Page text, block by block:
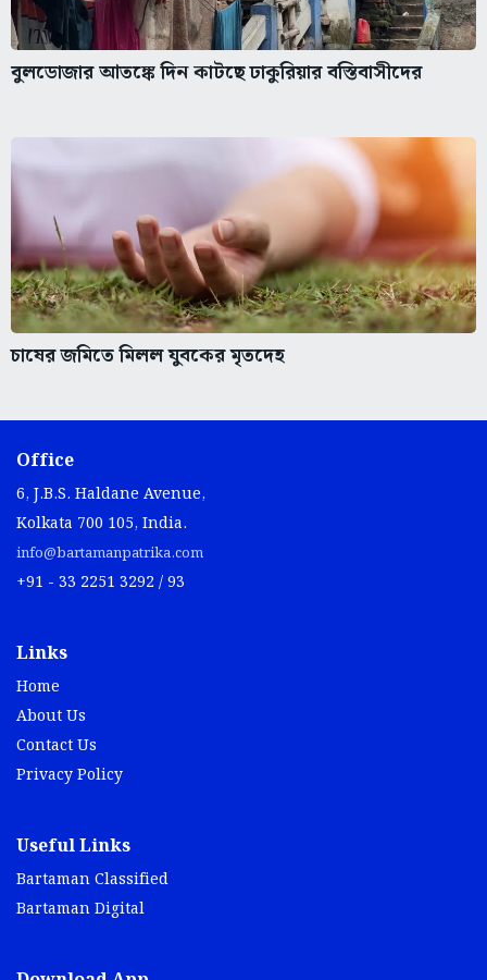
বুলডোজার আতঙ্কে দিন কাটছে ঢাকুরিয়ার বস্তিবাসীদের
চাষের জমিতে মিলল যুবকের মৃতদেহ
Office
6, J.B.S. Haldane Avenue,
Kolkata 700 105, India.
info@bartamanpatrika.com
+91 - 33 2251 3292 / 93
Links
Home
About Us
Contact Us
Privacy Policy
Useful Links
Bartaman Classified
Bartaman Digital